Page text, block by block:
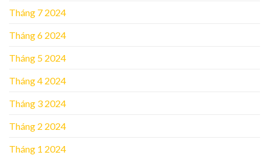
Tháng 7 2024
Tháng 6 2024
Tháng 5 2024
Tháng 4 2024
Tháng 3 2024
Tháng 2 2024
Tháng 1 2024